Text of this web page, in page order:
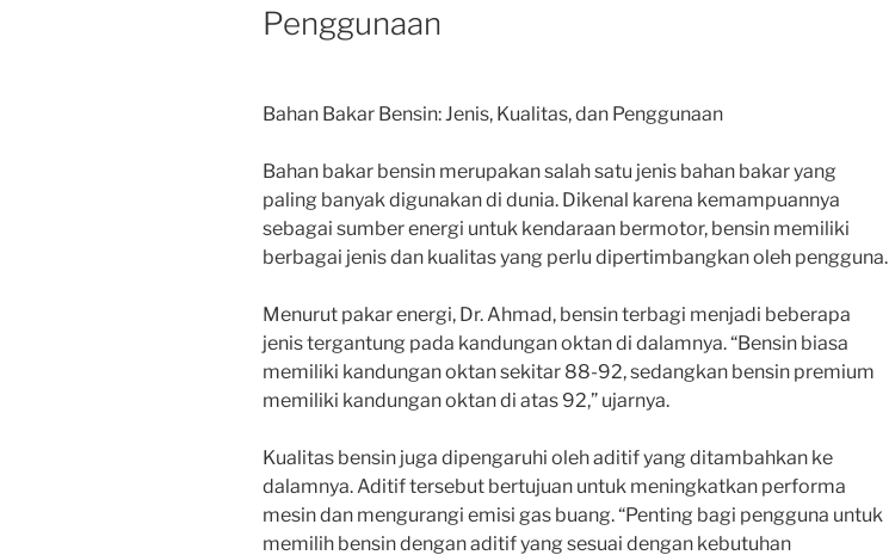
Penggunaan
Bahan Bakar Bensin: Jenis, Kualitas, dan Penggunaan
Bahan bakar bensin merupakan salah satu jenis bahan bakar yang
paling banyak digunakan di dunia. Dikenal karena kemampuannya
sebagai sumber energi untuk kendaraan bermotor, bensin memiliki
berbagai jenis dan kualitas yang perlu dipertimbangkan oleh pengguna.
Menurut pakar energi, Dr. Ahmad, bensin terbagi menjadi beberapa
jenis tergantung pada kandungan oktan di dalamnya. “Bensin biasa
memiliki kandungan oktan sekitar 88-92, sedangkan bensin premium
memiliki kandungan oktan di atas 92,” ujarnya.
Kualitas bensin juga dipengaruhi oleh aditif yang ditambahkan ke
dalamnya. Aditif tersebut bertujuan untuk meningkatkan performa
mesin dan mengurangi emisi gas buang. “Penting bagi pengguna untuk
memilih bensin dengan aditif yang sesuai dengan kebutuhan